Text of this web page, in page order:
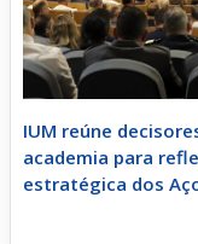
IUM reúne
academia para
estratégica dos